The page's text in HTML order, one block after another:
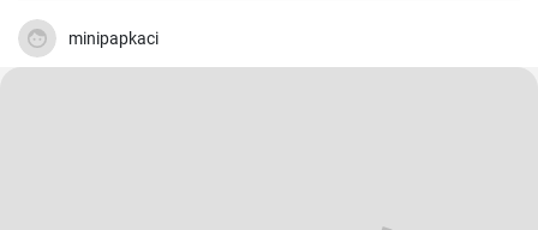
minipapkaci